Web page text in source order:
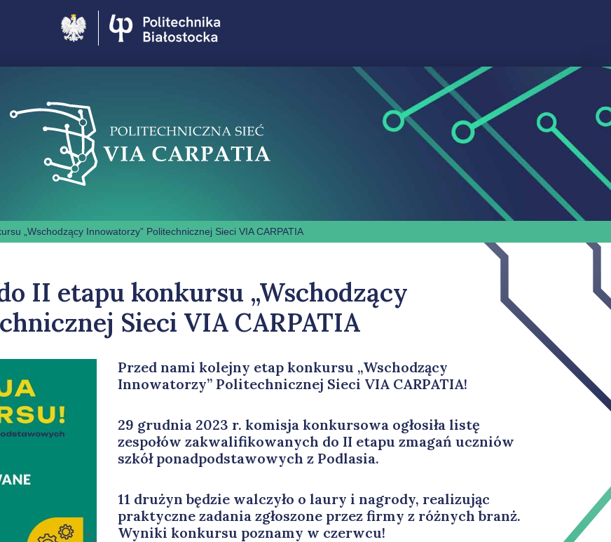
„Wschodzący Innowatorzy” Politechnicznej Sieci VIA CARPATIA
II etapu konkursu „Wschodzący
Sieci VIA CARPATIA
Przed nami kolejny etap konkursu „Wschodzący
Innowatorzy” Politechnicznej Sieci VIA CARPATIA!
29 grudnia 2023 r. komisja konkursowa ogłosiła listę
zespołów zakwalifikowanych do II etapu zmagań uczniów
szkół ponadpodstawowych z Podlasia.
11 drużyn będzie walczyło o laury i nagrody, realizując
praktyczne zadania zgłoszone przez firmy z różnych branż.
Wyniki konkursu poznamy w czerwcu!